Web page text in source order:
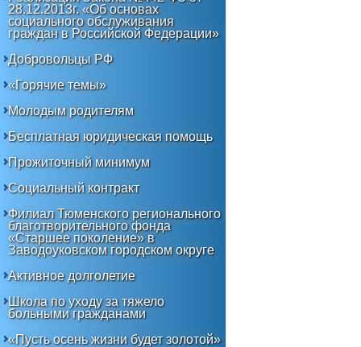
28.12.2013г. «Об основах
социального обслуживания
граждан в Российской Федерации»
Добровольцы РФ
«Горячие темы»
Молодым родителям
Бесплатная юридическая помощь
Прожиточный минимум
Социальный контракт
Филиал Тюменского регионального
благотворительного фонда
«Старшее поколение» в
Заводоуковском городском округе
Активное долголетие
Школа по уходу за тяжело
больными гражданами
«Пусть осень жизни будет золотой»